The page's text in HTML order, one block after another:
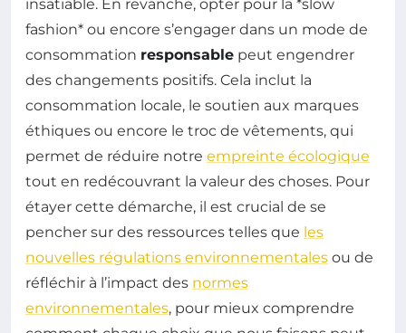
insatiable. En revanche, opter pour la *slow
fashion* ou encore s’engager dans un mode de
consommation responsable peut engendrer
des changements positifs. Cela inclut la
consommation locale, le soutien aux marques
éthiques ou encore le troc de vêtements, qui
permet de réduire notre empreinte écologique
tout en redécouvrant la valeur des choses. Pour
étayer cette démarche, il est crucial de se
pencher sur des ressources telles que les
nouvelles régulations environnementales ou de
réfléchir à l’impact des normes
environnementales, pour mieux comprendre